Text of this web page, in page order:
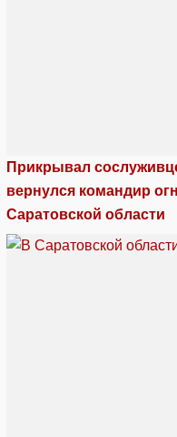
Прикрывал
вернулся командир
Саратовской области